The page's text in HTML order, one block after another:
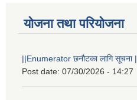
योजना तथा परियोजना
||Enumerator छनौटका लागि सूचना |
Post date: 07/30/2026 - 14:27